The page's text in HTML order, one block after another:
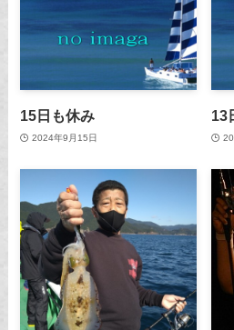
15日も休み
2024年9月15日
13